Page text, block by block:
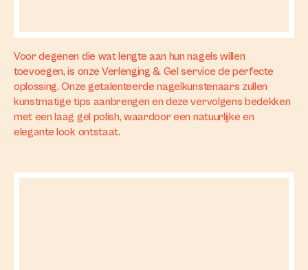
Voor degenen die wat lengte aan hun nagels willen
toevoegen, is onze Verlenging & Gel service de perfecte
oplossing. Onze getalenteerde nagelkunstenaars zullen
kunstmatige tips aanbrengen en deze vervolgens bedekken
met een laag gel polish, waardoor een natuurlijke en
elegante look ontstaat.